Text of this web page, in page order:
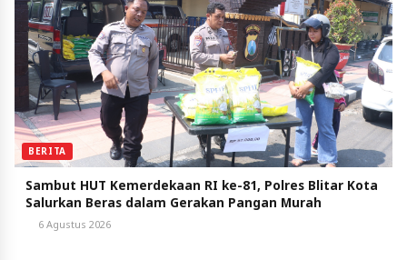
BERITA
Sambut HUT Kemerdekaan RI ke-81, Polres Blitar Kota
Salurkan Beras dalam Gerakan Pangan Murah
6 Agustus 2026